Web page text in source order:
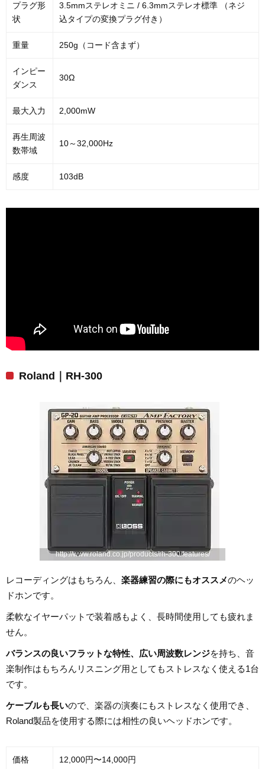
プラグ形
状
3.5mmステレオミニ / 6.3mmステレオ標準 （ネジ
込タイプの変換プラグ付き）
重量 250g（コード含まず）
インピー
ダンス
30Ω
最大入力 2,000mW
再生周波
数帯域
10～32,000Hz
感度 103dB
Roland｜RH-300
http://www.roland.co.jp/products/rh-300/features/
レコーディングはもちろん、 楽器練習の際にもオススメのヘッ
ドホンです。
柔軟なイヤーパットで装着感もよく、長時間使用しても疲れま
せん。
バランスの良いフラットな特性、広い周波数レンジを持ち、音
楽制作はもちろんリスニング用としてもストレスなく使える1台
です。
ケーブルも長いので、楽器の演奏にもストレスなく使用でき、
Roland製品を使用する際には相性の良いヘッドホンです。
価格 12,000円〜14,000円